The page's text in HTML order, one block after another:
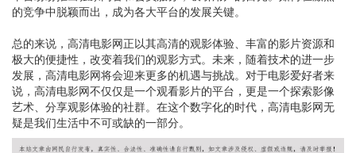
的竞争中脱颖而出，成为各大平台的发展关键。
总的来说，高清电影网正以其高清的观影体验、丰富的影片资源和
极大的便捷性，改变着我们的观影方式。未来，随着技术的进一步
发展，高清电影网将会迎来更多的机遇与挑战。对于电影爱好者来
说，高清电影网不仅仅是一个观看影片的平台，更是一个探索影像
艺术、分享观影体验的社群。在这个数字化的时代，高清电影网无
疑是我们生活中不可或缺的一部分。